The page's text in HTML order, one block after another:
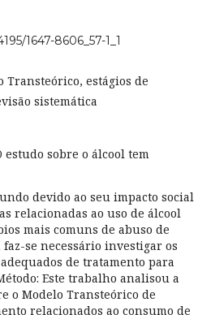
1647-8606_57-1_1
Transteórico, estágios de
sistemática
estudo sobre o álcool tem
devido ao seu impacto social
relacionadas ao uso de álcool
mais comuns de abuso de
se necessário investigar os
de tratamento para
Este trabalho analisou a
o Modelo Transteórico de
relacionados ao consumo de